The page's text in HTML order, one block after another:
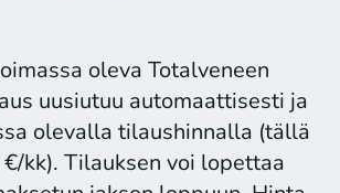
oleva Totalveneen
uusiutuu automaattisesti ja
olevalla tilaushinnalla (tällä
kk). Tilauksen voi lopettaa